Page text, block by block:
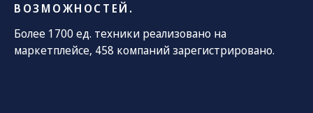
ВОЗМОЖНОСТЕЙ.
Более 1700 ед. техники реализовано на
маркетплейсе, 458 компаний зарегистрировано.